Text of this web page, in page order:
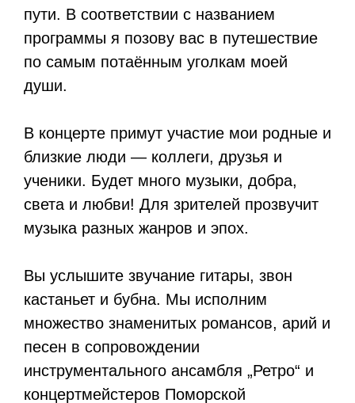
пути. В соответствии с названием
программы я позову вас в путешествие
по самым потаённым уголкам моей
души.
В концерте примут участие мои родные и
близкие люди — коллеги, друзья и
ученики. Будет много музыки, добра,
света и любви! Для зрителей прозвучит
музыка разных жанров и эпох.
Вы услышите звучание гитары, звон
кастаньет и бубна. Мы исполним
множество знаменитых романсов, арий и
песен в сопровождении
инструментального ансамбля „Ретро“ и
концертмейстеров Поморской